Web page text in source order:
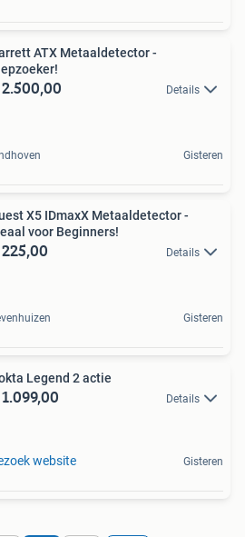
ATX Metaaldetector -
Details
Gisteren
X5 IDmaxX Metaaldetector -
voor Beginners!
Details
Gisteren
Legend 2 actie
Details
website Gisteren